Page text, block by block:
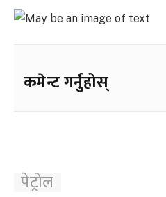
कमेन्ट गर्नुहोस्
पेट्रोल